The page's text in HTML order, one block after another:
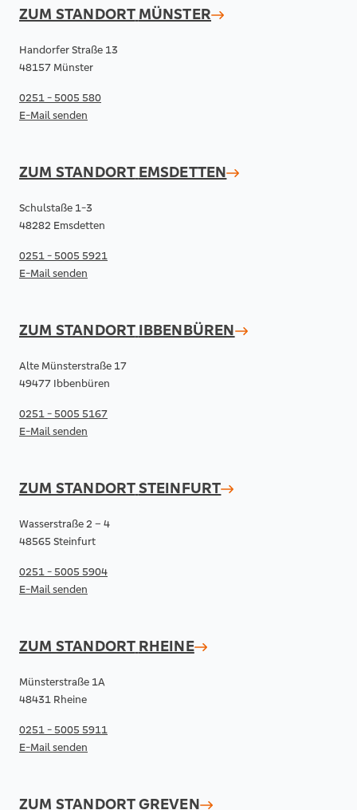
ZUM STANDORT MÜNSTER
Handorfer Straße 13
48157 Münster
0251 - 5005 580
E-Mail senden
ZUM STANDORT EMSDETTEN
Schulstaße 1-3
48282 Emsdetten
0251 - 5005 5921
E-Mail senden
ZUM STANDORT IBBENBÜREN
Alte Münsterstraße 17
49477 Ibbenbüren
0251 - 5005 5167
E-Mail senden
ZUM STANDORTSTEINFURT
Wasserstraße 2 – 4
48565 Steinfurt
0251 - 5005 5904
E-Mail senden
ZUM STANDORT RHEINE
Münsterstraße 1A
48431 Rheine
0251 - 5005 5911
E-Mail senden
ZUM STANDORTGREVEN